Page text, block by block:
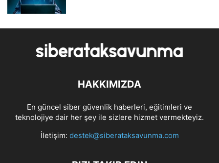
HAKKIMIZDA
En güncel siber güvenlik haberleri, eğitimleri ve
teknolojiye dair her şey ile sizlere hizmet vermekteyiz.
İletişim: destek@siberataksavunma.com